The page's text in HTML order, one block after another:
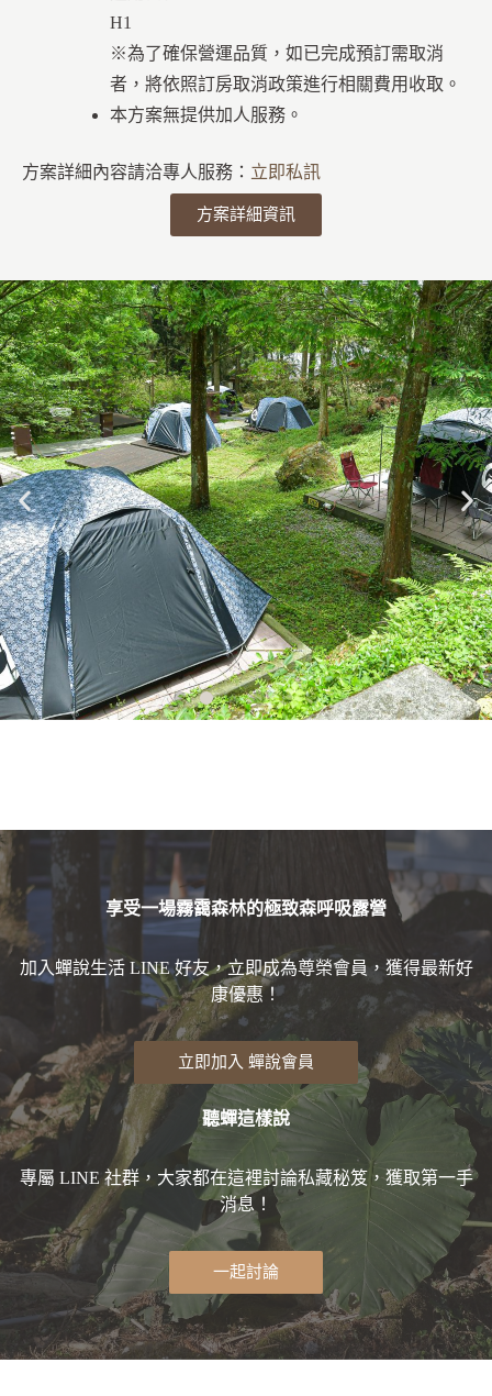
H1
※為了確保營運品質，如已完成預訂需取消
者，將依照訂房取消政策進行相關費用收取。
本方案無提供加人服務。
方案詳細內容請洽專人服務： 立即私訊
方案詳細資訊
特色活動
享受一場霧靄森林的極致森呼吸露營
加入蟬說生活 LINE 好友，立即成為尊榮會員，獲得最新好
康優惠！
立即加入 蟬說會員
聽蟬這樣說
專屬 LINE 社群，大家都在這裡討論私藏秘笈，獲取第一手
消息！
一起討論